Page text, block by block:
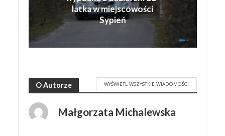
latka w miejscowości
Sypień
O Autorze WYŚWIETL WSZYSTKIE WIADOMOŚCI
Małgorzata Michalewska